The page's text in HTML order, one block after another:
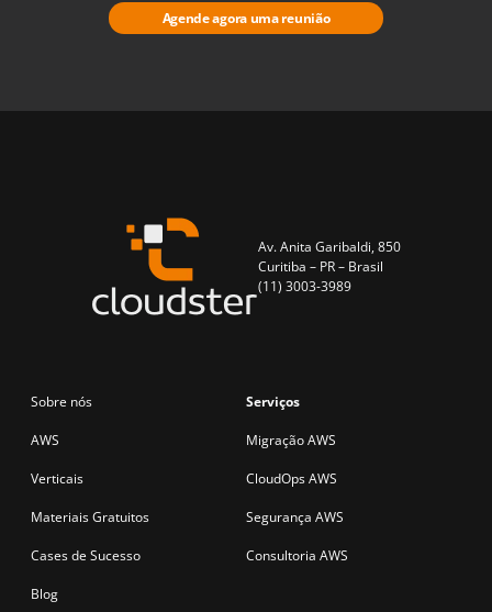
Agende agora uma reunião
Av. Anita Garibaldi, 850
Curitiba – PR – Brasil
(11) 3003-3989
Sobre nós
AWS
Verticais
Materiais Gratuitos
Cases de Sucesso
Blog
Serviços
Migração AWS
CloudOps AWS
Segurança AWS
Consultoria AWS